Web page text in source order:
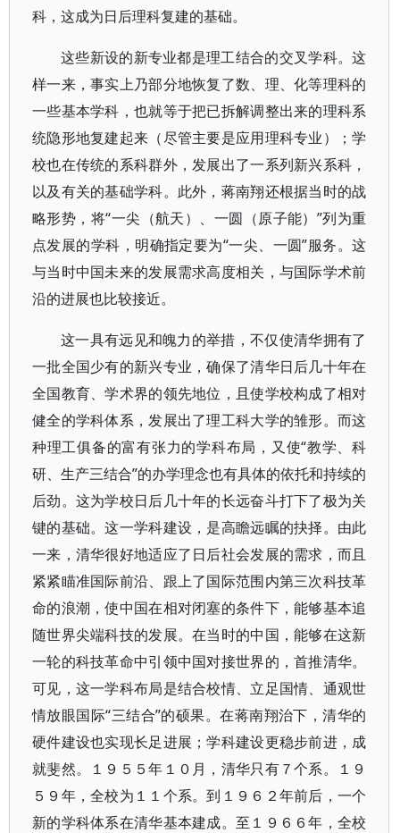
科，这成为日后理科复建的基础。
这些新设的新专业都是理工结合的交叉学科。这
样一来，事实上乃部分地恢复了数、理、化等理科的
一些基本学科，也就等于把已拆解调整出来的理科系
统隐形地复建起来（尽管主要是应用理科专业）；学
校也在传统的系科群外，发展出了一系列新兴系科，
以及有关的基础学科。此外，蒋南翔还根据当时的战
略形势，将“一尖（航天）、一圆（原子能）”列为重
点发展的学科，明确指定要为“一尖、一圆”服务。这
与当时中国未来的发展需求高度相关，与国际学术前
沿的进展也比较接近。
这一具有远见和魄力的举措，不仅使清华拥有了
一批全国少有的新兴专业，确保了清华日后几十年在
全国教育、学术界的领先地位，且使学校构成了相对
健全的学科体系，发展出了理工科大学的雏形。而这
种理工俱备的富有张力的学科布局，又使“教学、科
研、生产三结合”的办学理念也有具体的依托和持续的
后劲。这为学校日后几十年的长远奋斗打下了极为关
键的基础。这一学科建设，是高瞻远瞩的抉择。由此
一来，清华很好地适应了日后社会发展的需求，而且
紧紧瞄准国际前沿、跟上了国际范围内第三次科技革
命的浪潮，使中国在相对闭塞的条件下，能够基本追
随世界尖端科技的发展。在当时的中国，能够在这新
一轮的科技革命中引领中国对接世界的，首推清华。
可见，这一学科布局是结合校情、立足国情、通观世
情放眼国际“三结合”的硕果。在蒋南翔治下，清华的
硬件建设也实现长足进展；学科建设更稳步前进，成
就斐然。１９５５年１０月，清华只有７个系。１９
５９年，全校为１１个系。到１９６２年前后，一个
新的学科体系在清华基本建成。至１９６６年，全校